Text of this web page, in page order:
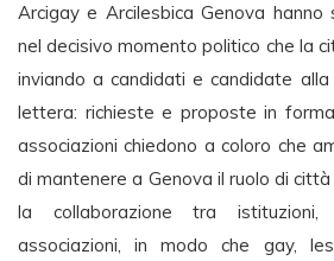
Arcigay e Arcilesbica Genova
nel decisivo momento politico che la
inviando a candidati e candidate alla
lettera: richieste e proposte in
associazioni chiedono a coloro che
di mantenere a Genova il ruolo di
la collaborazione tra
associazioni, in modo che gay,